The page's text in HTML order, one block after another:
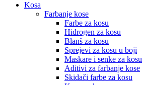
Kosa
Farbanje kose
Farbe za kosu
Hidrogen za kosu
Blanš za kosu
Sprejevi za kosu u boji
Maskare i senke za kosu
Aditivi za farbanje kose
Skidači farbe za kosu